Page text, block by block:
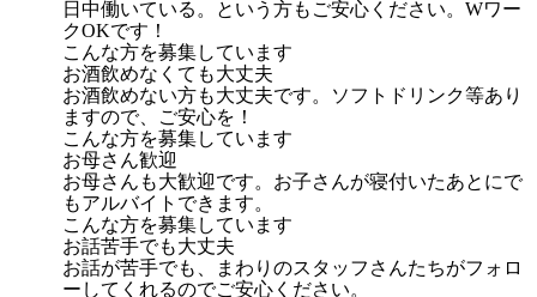
日中働いている。という方もご安心ください。Wワー
クOKです！
こんな方を募集しています
お酒飲めなくても大丈夫
お酒飲めない方も大丈夫です。ソフトドリンク等あり
ますので、ご安心を！
こんな方を募集しています
お母さん歓迎
お母さんも大歓迎です。お子さんが寝付いたあとにで
もアルバイトできます。
こんな方を募集しています
お話苦手でも大丈夫
お話が苦手でも、まわりのスタッフさんたちがフォロ
ーしてくれるのでご安心ください。